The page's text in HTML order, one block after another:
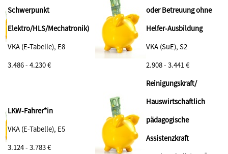
Schwerpunkt
Elektro/HLS/Mechatronik)
VKA (E-Tabelle), E8
3.486 - 4.230 €
oder Betreuung ohne
Helfer-Ausbildung
VKA (SuE), S2
2.908 - 3.441 €
LKW-Fahrer*in
VKA (E-Tabelle), E5
3.124 - 3.783 €
Reinigungskraft/
Hauswirtschaftlich
pädagogische
Assistenzkraft